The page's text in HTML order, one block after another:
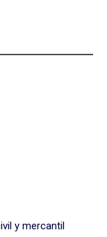
y mercantil